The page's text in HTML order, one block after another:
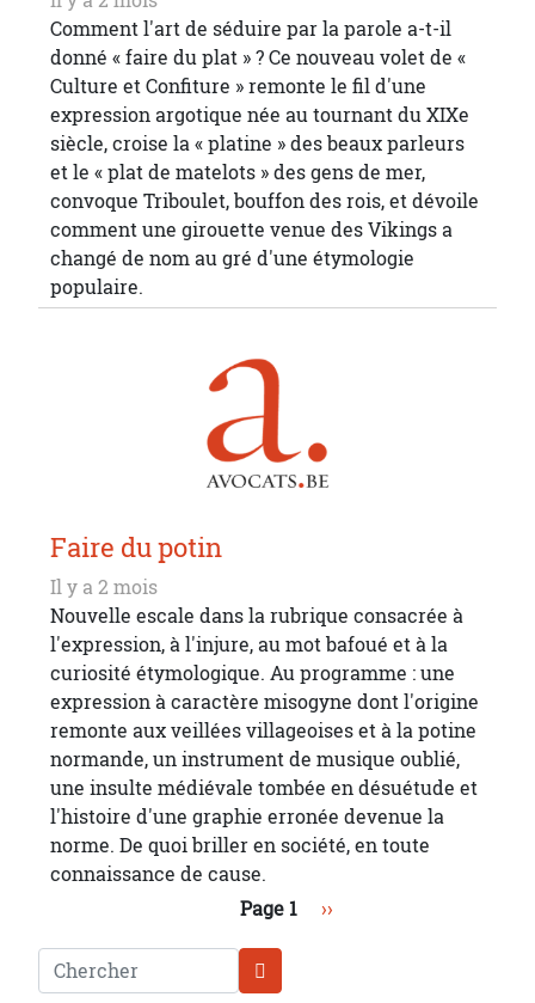
Comment l'art de séduire par la parole a-t-il
donné « faire du plat » ? Ce nouveau volet de «
Culture et Confiture » remonte le fil d'une
expression argotique née au tournant du XIXe
siècle, croise la « platine » des beaux parleurs
et le « plat de matelots » des gens de mer,
convoque Triboulet, bouffon des rois, et dévoile
comment une girouette venue des Vikings a
changé de nom au gré d'une étymologie
populaire.
Faire du potin
Il y a 2 mois
Nouvelle escale dans la rubrique consacrée à
l'expression, à l'injure, au mot bafoué et à la
curiosité étymologique. Au programme : une
expression à caractère misogyne dont l'origine
remonte aux veillées villageoises et à la potine
normande, un instrument de musique oublié,
une insulte médiévale tombée en désuétude et
l'histoire d'une graphie erronée devenue la
norme. De quoi briller en société, en toute
connaissance de cause.
Page 1 Page suivante
››
Chercher